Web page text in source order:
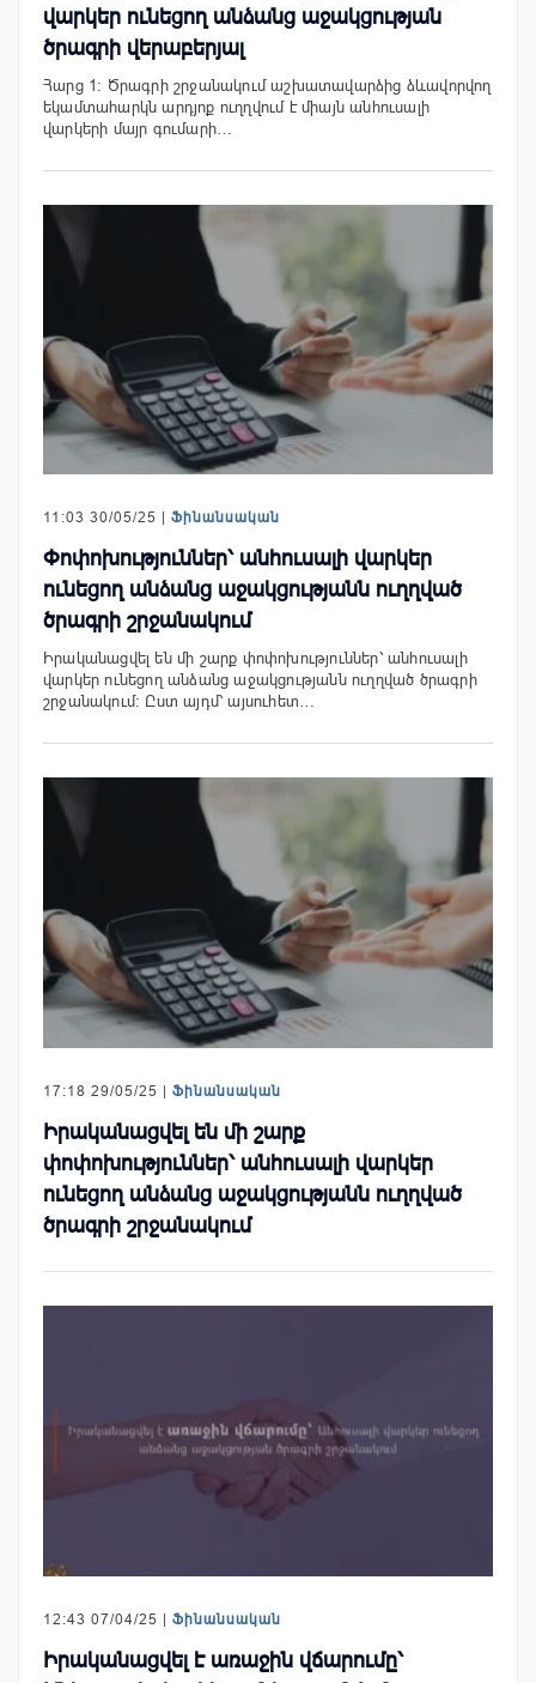
վարկեր ունեցող անձանց աջակցության
ծրագրի վերաբերյալ
Հարց 1։ Ծրագրի շրջանակում աշխատավարձից ձևավորվող
եկամտահարկն արդյոք ուղղվում է միայն անհուսալի
վարկերի մայր գումարի…
11:03 30/05/25 | Ֆինանսական
Փոփոխություններ՝ անհուսալի վարկեր
ունեցող անձանց աջակցությանն ուղղված
ծրագրի շրջանակում
Իրականացվել են մի շարք փոփոխություններ՝ անհուսալի
վարկեր ունեցող անձանց աջակցությանն ուղղված ծրագրի
շրջանակում։ Ըստ այդմ՝ այսուհետ…
17:18 29/05/25 | Ֆինանսական
Իրականացվել են մի շարք
փոփոխություններ՝ անհուսալի վարկեր
ունեցող անձանց աջակցությանն ուղղված
ծրագրի շրջանակում
12:43 07/04/25 | Ֆինանսական
Իրականացվել է առաջին վճարումը՝